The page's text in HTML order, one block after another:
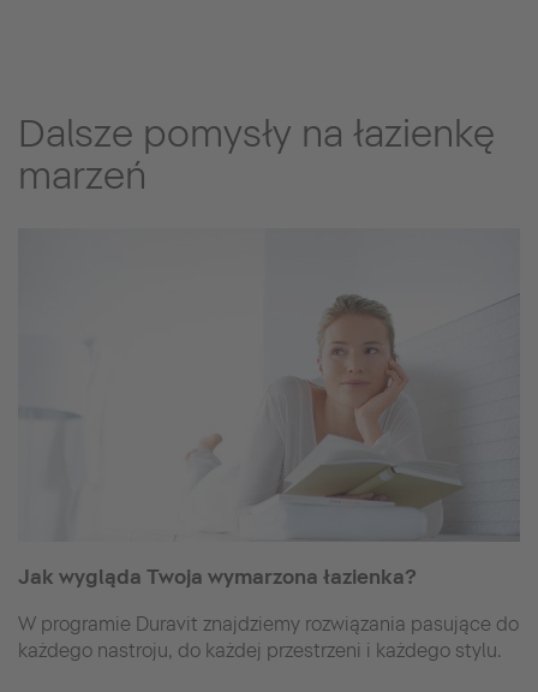
Dalsze pomysły na łazienkę
marzeń
Jak wygląda Twoja wymarzona łazienka?
W programie Duravit znajdziemy rozwiązania pasujące do
każdego nastroju, do każdej przestrzeni i każdego stylu.